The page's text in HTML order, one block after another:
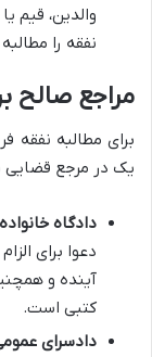
والدین، قیم
نفقه را
مراجع صالح
برای مطالبه نفقه
یک در مرجع قضایی
دادگاه
دعوا برای
آینده و
کتبی است.
دادسرای